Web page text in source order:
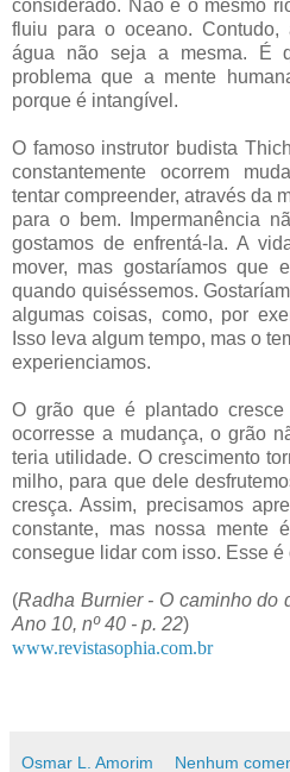
considerado. Não é o mesmo
fluiu para o oceano.
água não seja a mesma. É
problema que a mente
porque é intangível.
O famoso instrutor budista
constantemente ocorrem
tentar compreender, através da
para o bem. Impermanência
gostamos de enfrentá-la. A
mover, mas gostaríamos que
quando quiséssemos.
algumas coisas, como, por
Isso leva algum tempo, mas o
experienciamos.
O grão que é plantado
ocorresse a mudança, o grão
teria utilidade. O crescimento
milho, para que dele
cresça. Assim, precisamos
constante, mas nossa mente
consegue lidar com isso. Esse é
(Radha Burnier - O caminho do
Ano 10, nº 40 - p. 22)
www.revistasophia.com.br
Osmar L. Amorim Nenhum